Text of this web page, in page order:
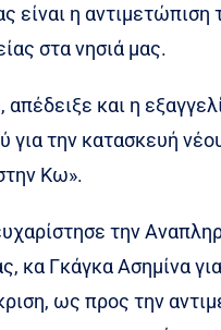
είναι η αντιμετώπιση
στα νησιά μας.
και η
την κατασκευή
Κω».
την
κα Γκάγκα Ασημίνα
ως προς την